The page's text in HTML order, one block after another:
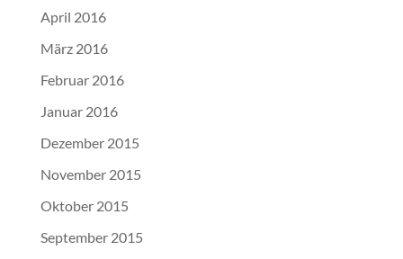
April 2016
März 2016
Februar 2016
Januar 2016
Dezember 2015
November 2015
Oktober 2015
September 2015